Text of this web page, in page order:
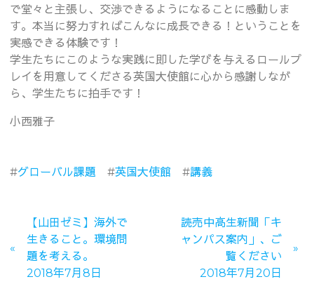
で堂々と主張し、交渉できるようになることに感動しま
す。本当に努力すればこんなに成長できる！ということを
実感できる体験です！
学生たちにこのような実践に即した学びを与えるロールプ
レイを用意してくださる英国大使館に心から感謝しなが
ら、学生たちに拍手です！
小西雅子
#グローバル課題 #英国大使館 #講義
【山田ゼミ】海外で
生きること。環境問
題を考える。
2018年7月8日
読売中高生新聞「キ
ャンパス案内」、ご
覧ください
2018年7月20日